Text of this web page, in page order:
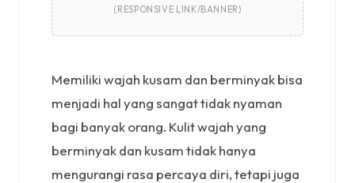
(RESPONSIVE LINK/BANNER)
Memiliki wajah kusam dan berminyak bisa
menjadi hal yang sangat tidak nyaman
bagi banyak orang. Kulit wajah yang
berminyak dan kusam tidak hanya
mengurangi rasa percaya diri, tetapi juga